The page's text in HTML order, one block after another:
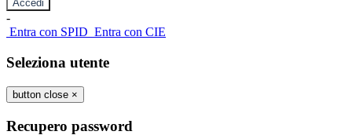
-
Entra con SPID Entra con CIE
Seleziona utente
button close ×
Recupero password